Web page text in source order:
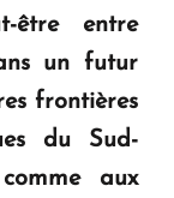
et d'avenir
entre
un futur
frontières
du Sud-
aux